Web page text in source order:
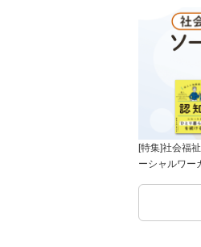
[特集]社会福
ーシャルワー